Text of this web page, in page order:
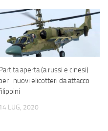
aperta (a russi e cinesi)
i nuovi elicotteri da attacco
14 LUG, 2020